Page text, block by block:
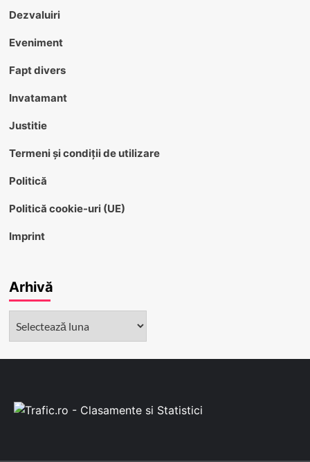
Dezvaluiri
Eveniment
Fapt divers
Invatamant
Justitie
Termeni și condiții de utilizare
Politică
Politică cookie-uri (UE)
Imprint
Arhivă